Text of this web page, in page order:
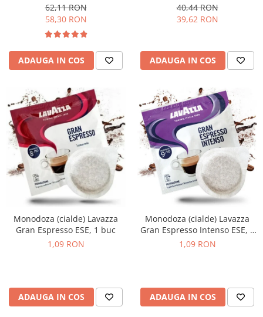
62,11 RON
58,30 RON
ADAUGA IN COS
40,44 RON
39,62 RON
ADAUGA IN COS
Monodoza (cialde) Lavazza
Gran Espresso ESE, 1 buc
1,09 RON
ADAUGA IN COS
Monodoza (cialde) Lavazza
Gran Espresso Intenso ESE, 1
buc
1,09 RON
ADAUGA IN COS